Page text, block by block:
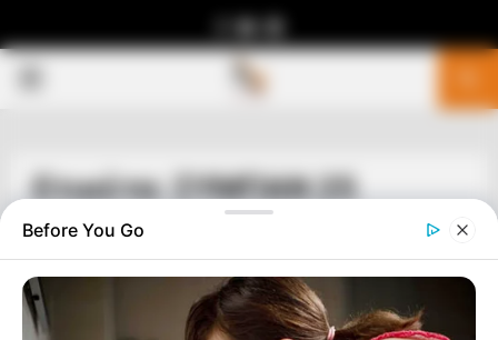
Ετικέτα: ΣΥΜΠΑΝ 25
Before You Go